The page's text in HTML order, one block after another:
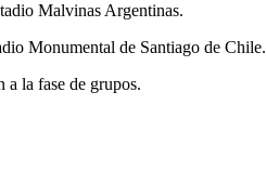
Malvinas Argentinas.
Monumental de Santiago de Chile.
a la fase de grupos.